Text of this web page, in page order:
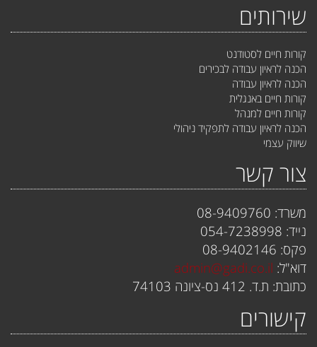
שירותים
קורות חיים לסטודנט
הכנה לראיון עבודה לבכירים
הכנה לראיון עבודה
קורות חיים באנגלית
קורות חיים למנהל
הכנה לראיון עבודה לתפקיד ניהולי
שיווק עצמי
צור קשר
משרד: 08-9409760
נייד: 054-7238998
פקס: 08-9402146
דוא"ל: admin@gadi.co.il
כתובת: ת.ד. 412 נס-ציונה 74103
קישורים